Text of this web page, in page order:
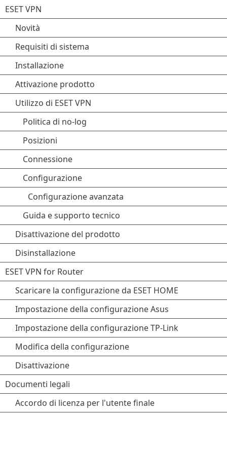
ESET VPN
Novità
Requisiti di sistema
Installazione
Attivazione prodotto
Utilizzo di ESET VPN
Politica di no-log
Posizioni
Connessione
Configurazione
Configurazione avanzata
Guida e supporto tecnico
Disattivazione del prodotto
Disinstallazione
ESET VPN for Router
Scaricare la configurazione da ESET HOME
Impostazione della configurazione Asus
Impostazione della configurazione TP-Link
Modifica della configurazione
Disattivazione
Documenti legali
Accordo di licenza per l'utente finale